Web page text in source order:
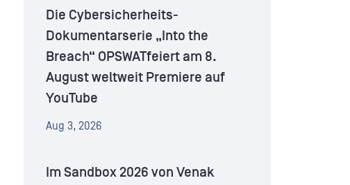
Die Cybersicherheits-
Dokumentarserie „Into the
Breach“ OPSWATfeiert am 8.
August weltweit Premiere auf
YouTube
Aug 3, 2026
Im Sandbox 2026 von Venak